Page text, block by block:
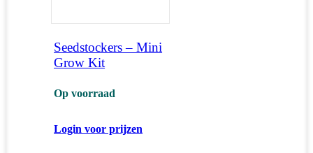
Seedstockers – Mini
Grow Kit
Op voorraad
Login voor prijzen